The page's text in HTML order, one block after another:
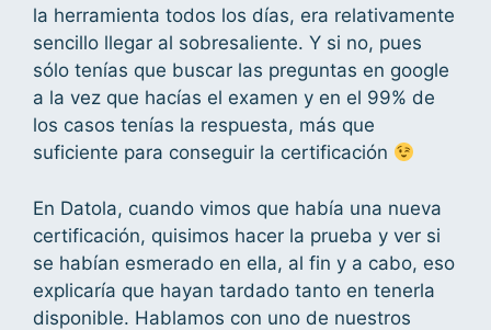
la herramienta todos los días, era relativamente
sencillo llegar al sobresaliente. Y si no, pues
sólo tenías que buscar las preguntas en google
a la vez que hacías el examen y en el 99% de
los casos tenías la respuesta, más que
suficiente para conseguir la certificación
En Datola, cuando vimos que había una nueva
certificación, quisimos hacer la prueba y ver si
se habían esmerado en ella, al fin y a cabo, eso
explicaría que hayan tardado tanto en tenerla
disponible. Hablamos con uno de nuestros